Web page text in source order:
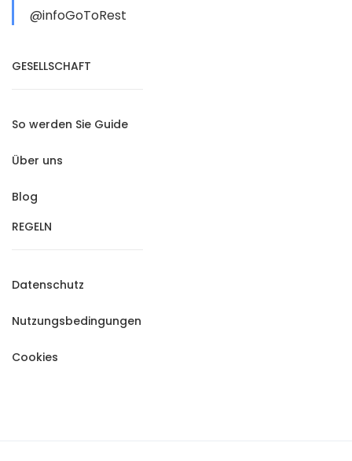
@infoGoToRest
GESELLSCHAFT
So werden Sie Guide
Über uns
Blog
REGELN
Datenschutz
Nutzungsbedingungen
Cookies